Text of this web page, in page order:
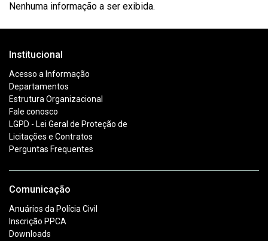
Nenhuma informação a ser exibida.
Institucional
Acesso a Informação
Departamentos
Estrutura Organizacional
Fale conosco
LGPD - Lei Geral de Proteção de
Licitações e Contratos
Perguntas Frequentes
Comunicação
Anuários da Polícia Civil
Inscrição PPCA
Downloads